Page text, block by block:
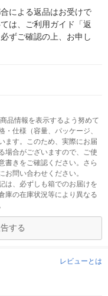
による返品はお受けで
は、ご利用ガイド「返
ずご確認の上、お申し
品情報を表示するよう努めて
仕様（容量、パッケージ、
ます。このため、実際にお届
場合がございますので、ご使
書きをご確認ください。さら
問い合わせください。
は、必ずしも箱でのお届けを
庫の在庫状況等により異なる
する
レビューとは